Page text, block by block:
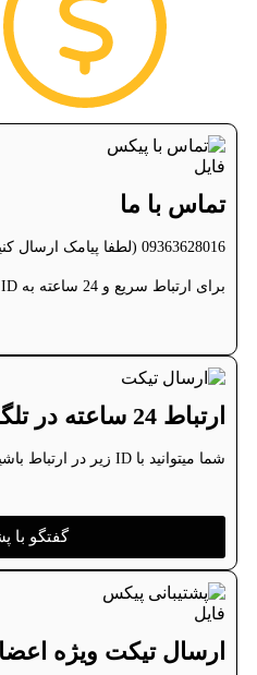
تماس با ما
09363628016 (لطفا پیامک ارسال کنید)
برای ارتباط سریع و 24 ساعته به ID تلگرام ما پیام بدهید.
ارتباط 24 ساعته در تلگرام
شما میتوانید با ID زیر در ارتباط باشید. @PixfileSupport
گفتگو با
ارسال تیکت ویژه اعضا